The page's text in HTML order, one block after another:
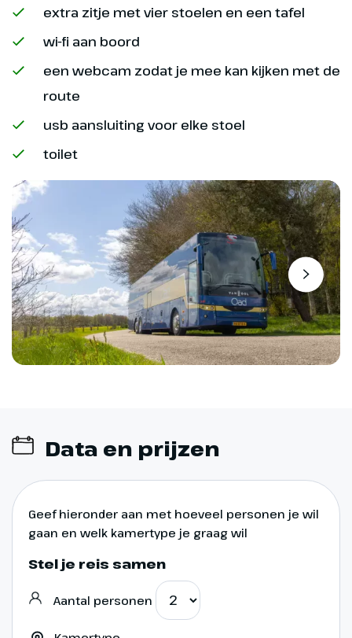
ca. één uur durende treinrit
maken we nog een stop in ‘Boat
of Garten’. In Broomhill zal de bus
weer klaarstaan om ons naar
bezoeken we het Highland Folk
Hoogtepunt
Inclusief Strathspey
Railway
Newcastle
Al vroeg vertrekken we en rijden
zuidwaarts. We steken de grens
extra zitje met vier stoelen en een tafel
wi-fi aan boord
een webcam zodat je mee kan kijken met de
route
usb aansluiting voor elke stoel
toilet
Data en prijzen
Geef hieronder aan met hoeveel personen je wil
gaan en welk kamertype je graag wil
Stel je reis samen
Aantal personen